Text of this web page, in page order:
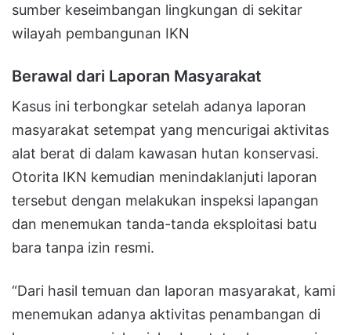
sumber keseimbangan lingkungan di sekitar
wilayah pembangunan IKN
Berawal dari Laporan Masyarakat
Kasus ini terbongkar setelah adanya laporan
masyarakat setempat yang mencurigai aktivitas
alat berat di dalam kawasan hutan konservasi.
Otorita IKN kemudian menindaklanjuti laporan
tersebut dengan melakukan inspeksi lapangan
dan menemukan tanda-tanda eksploitasi batu
bara tanpa izin resmi.
“Dari hasil temuan dan laporan masyarakat, kami
menemukan adanya aktivitas penambangan di